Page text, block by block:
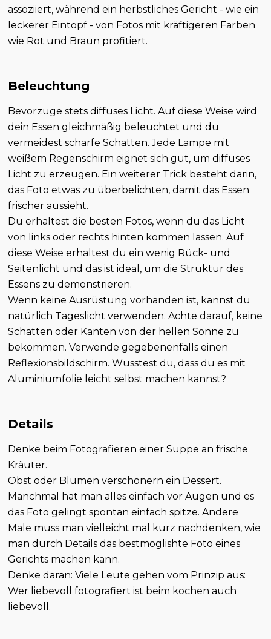
assoziiert, während ein herbstliches Gericht - wie ein
leckerer Eintopf - von Fotos mit kräftigeren Farben
wie Rot und Braun profitiert.
Beleuchtung
Bevorzuge stets diffuses Licht. Auf diese Weise wird
dein Essen gleichmäßig beleuchtet und du
vermeidest scharfe Schatten. Jede Lampe mit
weißem Regenschirm eignet sich gut, um diffuses
Licht zu erzeugen. Ein weiterer Trick besteht darin,
das Foto etwas zu überbelichten, damit das Essen
frischer aussieht.
Du erhaltest die besten Fotos, wenn du das Licht
von links oder rechts hinten kommen lassen. Auf
diese Weise erhaltest du ein wenig Rück- und
Seitenlicht und das ist ideal, um die Struktur des
Essens zu demonstrieren.
Wenn keine Ausrüstung vorhanden ist, kannst du
natürlich Tageslicht verwenden. Achte darauf, keine
Schatten oder Kanten von der hellen Sonne zu
bekommen. Verwende gegebenenfalls einen
Reflexionsbildschirm. Wusstest du, dass du es mit
Aluminiumfolie leicht selbst machen kannst?
Details
Denke beim Fotografieren einer Suppe an frische
Kräuter.
Obst oder Blumen verschönern ein Dessert.
Manchmal hat man alles einfach vor Augen und es
das Foto gelingt spontan einfach spitze. Andere
Male muss man vielleicht mal kurz nachdenken, wie
man durch Details das bestmöglishte Foto eines
Gerichts machen kann.
Denke daran: Viele Leute gehen vom Prinzip aus:
Wer liebevoll fotografiert ist beim kochen auch
liebevoll.